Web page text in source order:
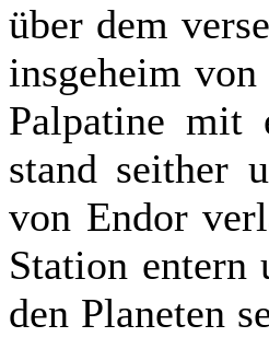
über dem
insgeheim
Palpatine mit
stand seither
von Endor
Station entern
den Planeten